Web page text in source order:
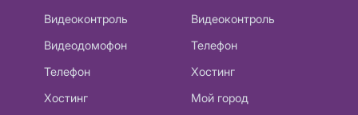
Видеоконтроль
Видеодомофон
Телефон
Хостинг
Видеоконтроль
Телефон
Хостинг
Мой город